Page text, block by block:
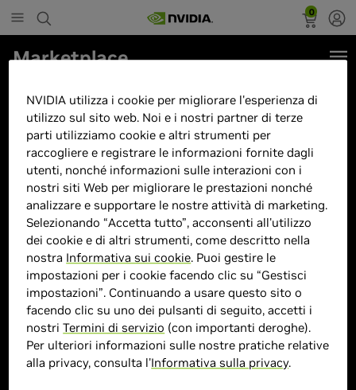
0
Marketplace
Thin 15 B12UC-1683IT i7-12650H
15.6"FHD 144Hz RTX 3050 RAM
16GB SSD 512GB Windows 11
Home
> Display : 15.6"| 2880 x 1800 | 144Hz |
144Hz
> GPU :
GeForce RTX 3050
> CPU : Intel Core i7-12650H
> Dimensione memoria : 16 GB DDR
> Storage :
512 GB SSD
> Sistema operativo :
Windows 11 Home
NVIDIA utilizza i cookie per migliorare l'esperienza di
utilizzo sul sito web. Noi e i nostri partner di terze
parti utilizziamo cookie e altri strumenti per
raccogliere e registrare le informazioni fornite dagli
utenti, nonché informazioni sulle interazioni con i
nostri siti Web per migliorare le prestazioni nonché
analizzare e supportare le nostre attività di marketing.
Selezionando “Accetta tutto”, acconsenti all'utilizzo
dei cookie e di altri strumenti, come descritto nella
nostra Informativa sui cookie. Puoi gestire le
impostazioni per i cookie facendo clic su “Gestisci
impostazioni”. Continuando a usare questo sito o
facendo clic su uno dei pulsanti di seguito, accetti i
nostriTermini di servizio (con importanti deroghe).
Per ulteriori informazioni sulle nostre pratiche relative
alla privacy, consulta l'Informativa sulla privacy.